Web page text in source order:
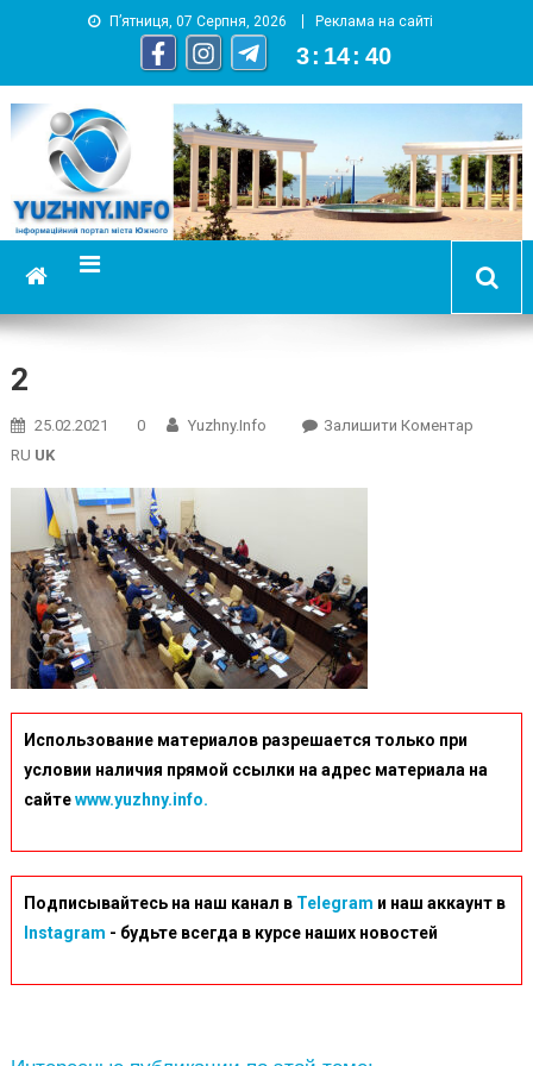
П’ятниця, 07 Серпня, 2026 Реклама на сайті
3 : 14 : 40
YUZHNY.INFO
информационный портал города Южный
2
25.02.2021 0 Yuzhny.info Залишити КоментарOn
RU UK
Использование материалов разрешается только при
условии наличия прямой ссылки на адрес материала на
сайтеwww.yuzhny.info.
Подписывайтесь на наш канал в Telegram и наш аккаунт в
Instagram - будьте всегда в курсе наших новостей